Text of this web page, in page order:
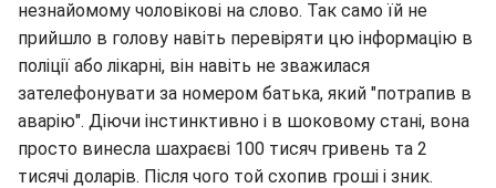
незнайомому чоловікові на слово. Так само їй не
прийшло в голову навіть перевіряти цю інформацію в
поліції або лікарні, він навіть не зважилася
зателефонувати за номером батька, який "потрапив в
аварію". Діючи інстинктивно і в шоковому стані, вона
просто винесла шахраєві 100 тисяч гривень та 2
тисячі доларів. Після чого той схопив гроші і зник.